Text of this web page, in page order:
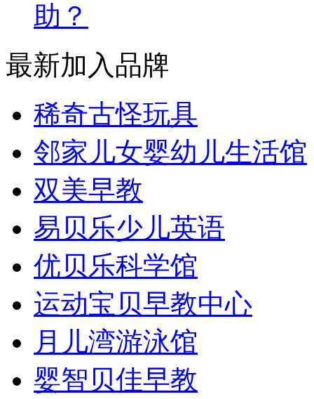
助？
最新加入品牌
稀奇古怪玩具
邻家儿女婴幼儿生活馆
双美早教
易贝乐少儿英语
优贝乐科学馆
运动宝贝早教中心
月儿湾游泳馆
婴智贝佳早教